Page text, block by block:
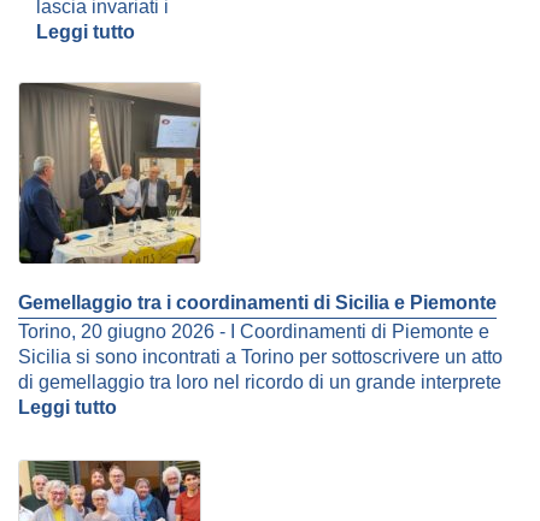
lascia invariati i
Leggi tutto
Gemellaggio tra i coordinamenti di Sicilia e Piemonte
Torino, 20 giugno 2026 - I Coordinamenti di Piemonte e
Sicilia si sono incontrati a Torino per sottoscrivere un atto
di gemellaggio tra loro nel ricordo di un grande interprete
Leggi tutto